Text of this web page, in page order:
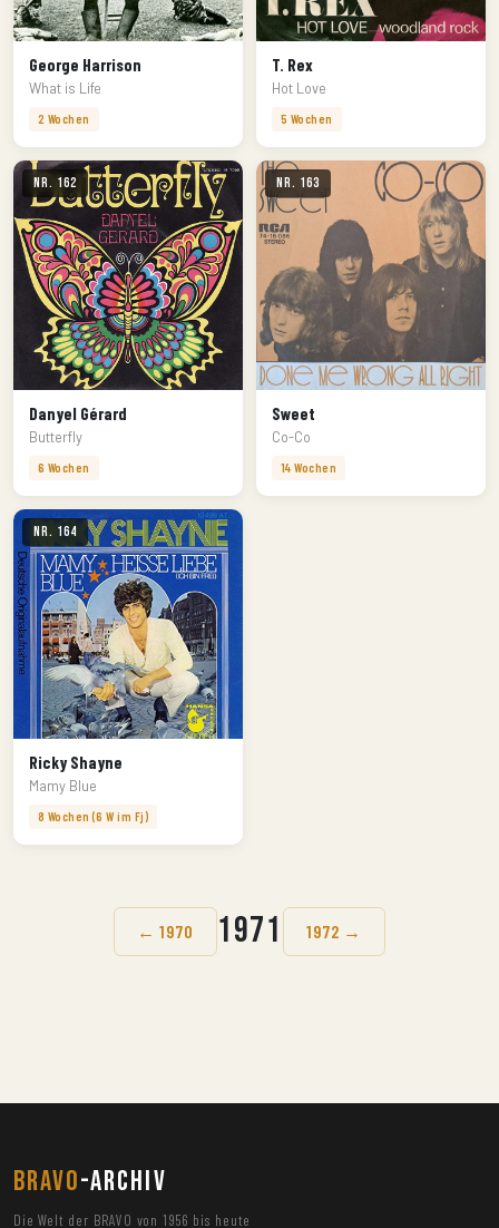
George Harrison
What is Life
2 Wochen
T. Rex
Hot Love
5 Wochen
Nr. 162
Danyel Gérard
Butterfly
6 Wochen
Nr. 163
Sweet
Co-Co
14 Wochen
Nr. 164
Ricky Shayne
Mamy Blue
8 Wochen (6 W im Fj)
← 1970 1971 1972 →
BRAVO-ARCHIV
Die Welt der BRAVO von 1956 bis heute